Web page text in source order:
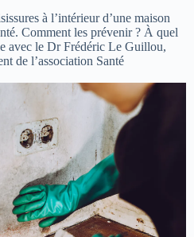
à l’intérieur d’une maison
Comment les prévenir ? À quel
avec le Dr Frédéric Le Guillou,
de l’association Santé